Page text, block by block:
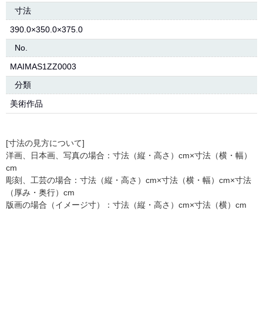
寸法
390.0×350.0×375.0
No.
MAIMAS1ZZ0003
分類
美術作品
[寸法の見方について]
洋画、日本画、写真の場合：寸法（縦・高さ）cm×寸法（横・幅）
cm
彫刻、工芸の場合：寸法（縦・高さ）cm×寸法（横・幅）cm×寸法
（厚み・奥行）cm
版画の場合（イメージ寸）：寸法（縦・高さ）cm×寸法（横）cm